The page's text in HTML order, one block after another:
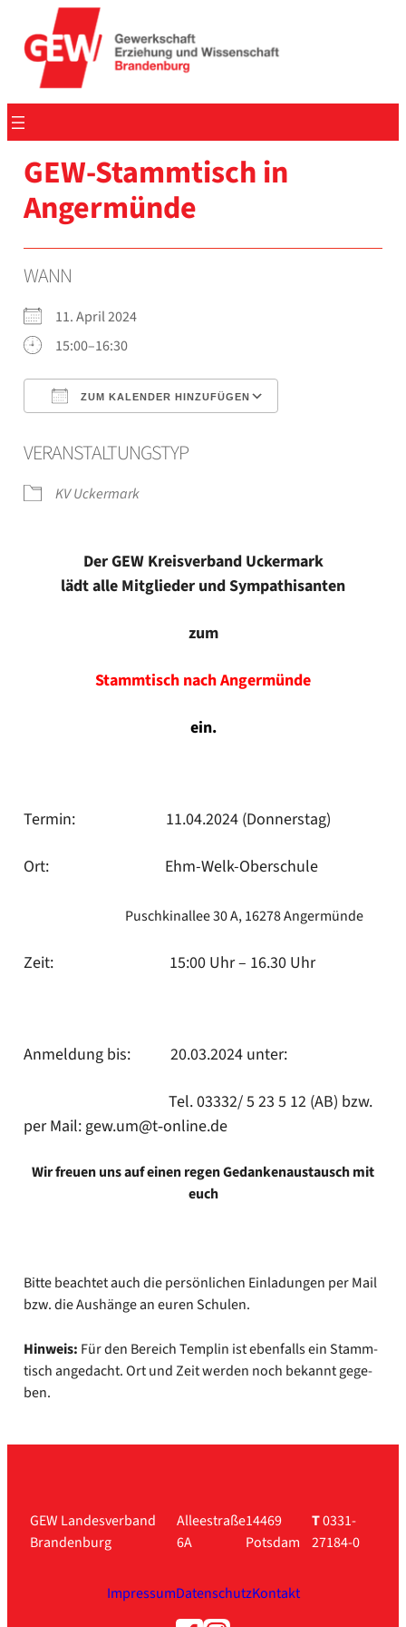
Inhalt
springen
GEW-Stammtisch in
Anger­mün­de
WANN
11. April 2024
15:00–16:30
ZUM KALENDER HINZUFÜGEN
VER­AN­STAL­TUNGS­TYP
KV Ucker­mark
Der GEW Kreis­ver­band Ucker­mark
lädt alle Mit­glie­der und Sym­pa­thi­san­ten
zum
Stamm­tisch nach Anger­mün­de
ein.
Ter­min: 11.04.2024 (Don­ners­tag)
Ort: Ehm-Welk-Oberschule
Pusch­kin­al­lee 30 A, 16278 Anger­mün­de
Zeit: 15:00 Uhr – 16.30 Uhr
Anmel­dung bis: 20.03.2024 unter:
Tel. 03332/ 5 23 5 12 (AB) bzw.
per Mail: gew.um@t‑online.de
Wir freu­en uns auf einen regen Gedan­ken­aus­tausch mit
euch
Bit­te beach­tet auch die per­sön­li­chen Ein­la­dun­gen per Mail
bzw. die Aus­hän­ge an euren Schu­len.
Hin­weis: Für den Bereich Temp­lin ist eben­falls ein Stamm­
tisch ange­dacht. Ort und Zeit wer­den noch bekannt gege­
ben.
GEW Landesverband
Brandenburg
Alleestraße
6A
14469
Potsdam
T0331-
27184-0
ImpressumDatenschutzKontakt